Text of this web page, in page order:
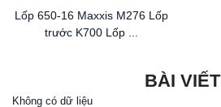
Lốp 650-16 Maxxis M276 Lốp
trước K700 Lốp ...
BÀI VIẾT
Không có dữ liệu